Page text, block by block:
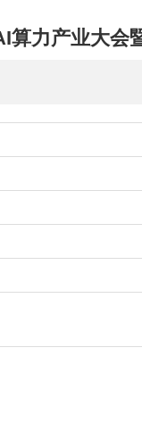
算力产业大会